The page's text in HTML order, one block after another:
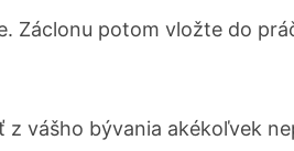
Záclonu potom vložte do
vášho bývania akékoľvek